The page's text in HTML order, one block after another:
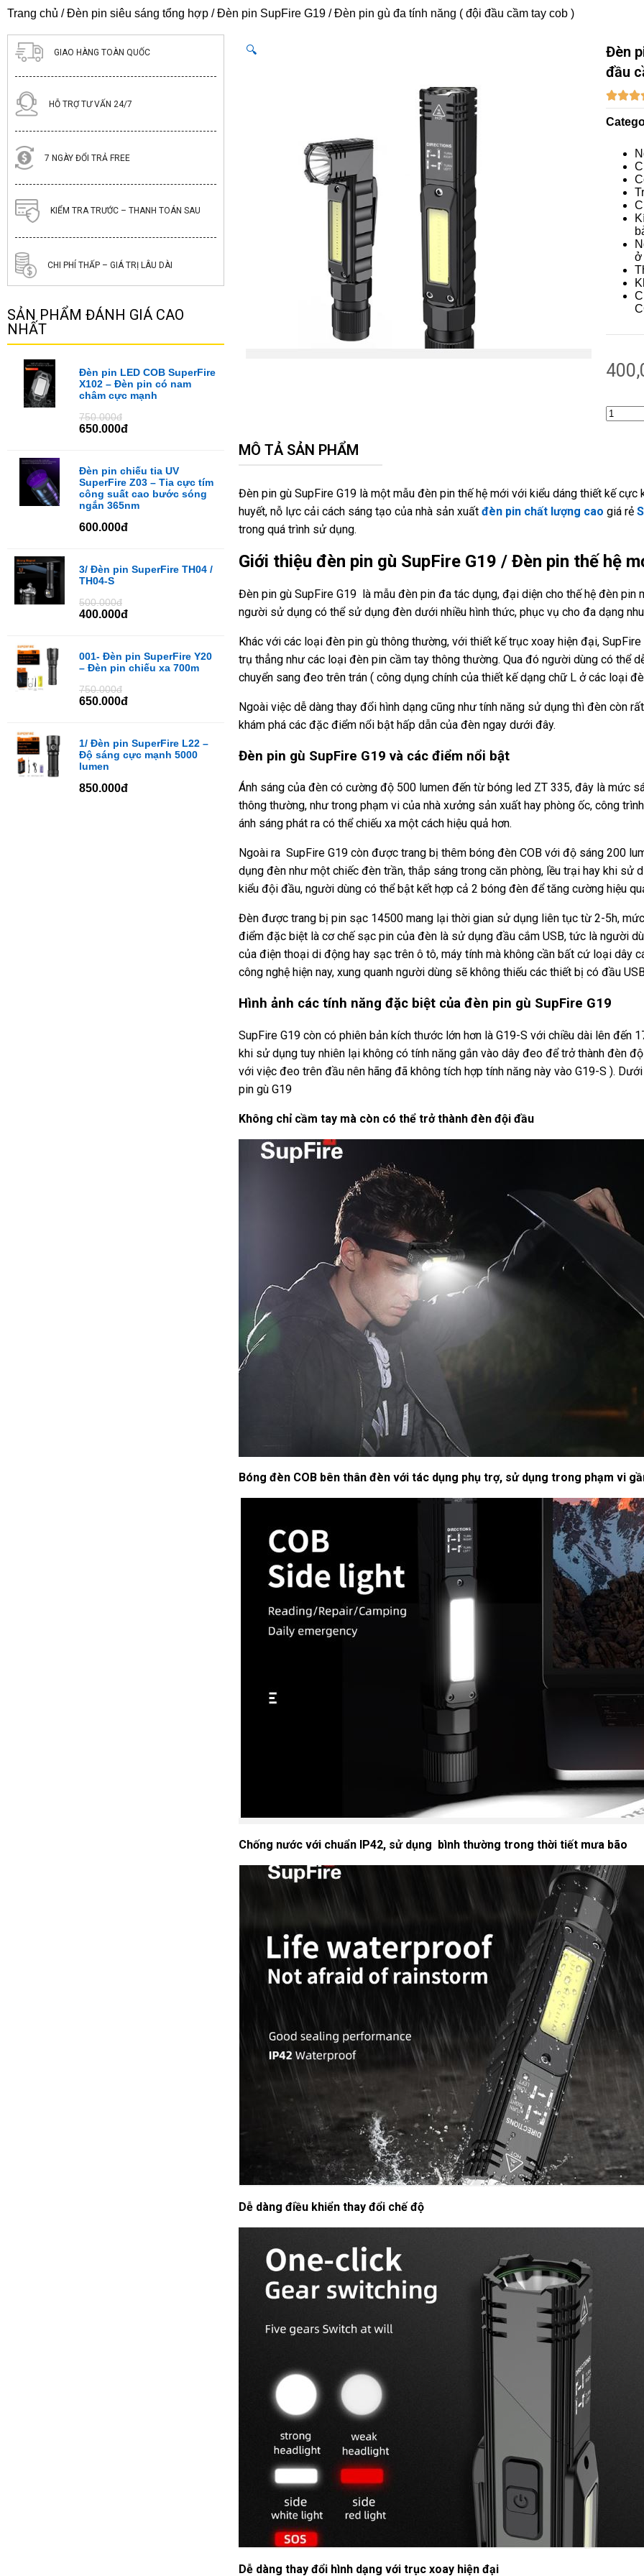
Trang chủ /Đèn pin siêu sáng tổng hợp / Đèn pin SupFire G19 / Đèn pin gù đa tính năng ( đội đầu cầm tay cob )
GIAO HÀNG TOÀN QUỐC
HỖ TRỢ TƯ VẤN 24/7
7 NGÀY ĐỔI TRẢ FREE
KIỂM TRA TRƯỚC – THANH TOÁN SAU
CHI PHÍ THẤP – GIÁ TRỊ LÂU DÀI
SẢN PHẨM ĐÁNH GIÁ CAO
NHẤT
Đèn pin LED COB SuperFire
X102 – Đèn pin có nam
châm cực mạnh
750.000đ
650.000đ
Đèn pin chiếu tia UV
SuperFire Z03 – Tia cực tím
công suất cao bước sóng
ngắn 365nm
600.000đ
3/ Đèn pin SuperFire TH04 /
TH04-S
500.000đ
400.000đ
001- Đèn pin SuperFire Y20
– Đèn pin chiếu xa 700m
750.000đ
650.000đ
1/ Đèn pin SuperFire L22 –
Độ sáng cực mạnh 5000
lumen
850.000đ
🔍
Đèn
đầu

ở
MÔ TẢ SẢN PHẨM
Đèn pin gù SupFire G19 là một mẫu đèn pin thế hệ mới với kiểu dáng thiết kế
huyết, nỗ lực cải cách sáng tạo của nhà sản xuấtđèn pin chất lượng cao giá rẻ
trong quá trình sử dụng.
Giới thiệu đèn pin gù SupFire G19 / Đèn pin thế hệ
Đèn pin gù SupFire G19 là mẫu đèn pin đa tác dụng, đại diện cho thế hệ đèn
người sử dụng có thể sử dụng đèn dưới nhiều hình thức, phục vụ cho đa dạng
Khác với các loại đèn pin gù thông thường, với thiết kế trục xoay hiện đại,
trụ thẳng như các loại đèn pin cầm tay thông thường. Qua đó người dùng có thể
chuyển sang đeo trên trán ( công dụng chính của thiết kế dạng chữ L ở các loại
Ngoài việc dễ dàng thay đổi hình dạng cũng như tính năng sử dụng thì đèn còn
khám phá các đặc điểm nổi bật hấp dẫn của đèn ngay dưới đây.
Đèn pin gù SupFire G19 và các điểm nổi bật
Ánh sáng của đèn có cường độ 500 lumen đến từ bóng led ZT 335, đây là mức
thông thường, như trong phạm vi của nhà xưởng sản xuất hay phòng ốc, công
ánh sáng phát ra có thể chiếu xa một cách hiệu quả hơn.
Ngoài ra SupFire G19 còn được trang bị thêm bóng đèn COB với độ sáng 200
dụng đèn như một chiếc đèn trần, thắp sáng trong căn phòng, lều trại hay khi
kiểu đội đầu, người dùng có thể bật kết hợp cả 2 bóng đèn để tăng cường hiệu
Đèn được trang bị pin sạc 14500 mang lại thời gian sử dụng liên tục từ 2-5h,
điểm đặc biệt là cơ chế sạc pin của đèn là sử dụng đầu cắm USB, tức là người
của điện thoại di động hay sạc trên ô tô, máy tính mà không cần bất cứ loại dây
công nghệ hiện nay, xung quanh người dùng sẽ không thiếu các thiết bị có đầu
Hình ảnh các tính năng đặc biệt của đèn pin gù SupFire G19
SupFire G19 còn có phiên bản kích thước lớn hơn là G19-S với chiều dài lên
khi sử dụng tuy nhiên lại không có tính năng gắn vào dây đeo để trở thành đèn
với việc đeo trên đầu nên hãng đã không tích hợp tính năng này vào G19-S ).
pin gù G19
Không chỉ cầm tay mà còn có thể trở thành đèn đội đầu
Bóng đèn COB bên thân đèn với tác dụng phụ trợ, sử dụng trong phạm vi
Chống nước với chuẩn IP42, sử dụng bình thường trong thời tiết mưa bão
Dễ dàng điều khiển thay đổi chế độ
Dễ dàng thay đổi hình dạng với trục xoay hiện đại